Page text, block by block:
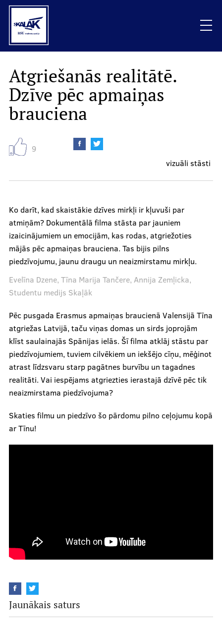
Skip
main
content
Mobile
galvenā
izvēlne
Raksti
Vizuāli stāsti
Recenzijas
Notikumi
Par mums
Mūsu cilvēki
Ētikas kodekss
Par mums
Mediju studija
.
Atgriešanās realitātē.
Dzīve pēc apmaiņas
brauciena
9
vizuāli stāsti
Ko darīt, kad skaistākie dzīves mirkļi ir kļuvuši par
atmiņām? Dokumentālā filma stāsta par jauniem
izaicinājumiem un emocijām, kas rodas, atgriežoties
mājās pēc apmaiņas brauciena. Tas bijis pilns
piedzīvojumu, jaunu draugu un neaizmirstamu mirkļu.
Evelīna Dzene, Tīna Marija Tančere, Annija Zemļicka,
Studentu medijs Skaļāk
Pēc pusgada Erasmus apmaiņas braucienā Valensijā Tīna
atgriežas Latvijā, taču viņas domas un sirds joprojām
klīst saulainajās Spānijas ielās. Šī filma atklāj stāstu par
piedzīvojumiem, tuviem cilvēkiem un iekšējo cīņu, mēģinot
atrast līdzsvaru starp pagātnes burvību un tagadnes
realitāti. Vai iespējams atgriezties ierastajā dzīvē pēc tik
neaizmirstama piedzīvojuma?
Skaties filmu un piedzīvo šo pārdomu pilno ceļojumu kopā
ar Tīnu!
Jaunākais saturs